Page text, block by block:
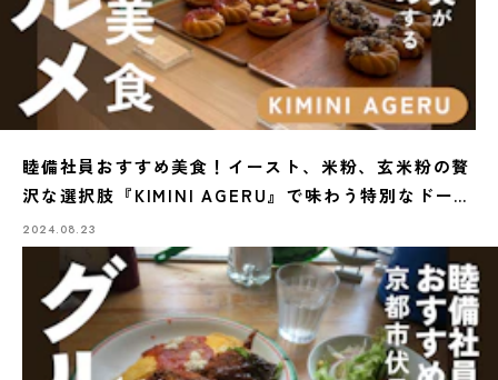
睦備社員おすすめ美食！イースト、米粉、玄米粉の贅
沢な選択肢『KIMINI AGERU』で味わう特別なドーナ
ツ
2024.08.23